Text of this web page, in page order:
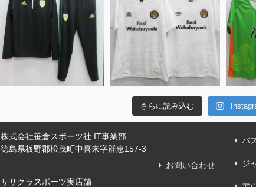
さらに読み込む
株式会社笹倉スポーツ社 IT事業部
徳島県板野郡松茂町中喜来字群恵157-3
お問い合わせ
ササクラスポーツ実店舗
バ
ジ